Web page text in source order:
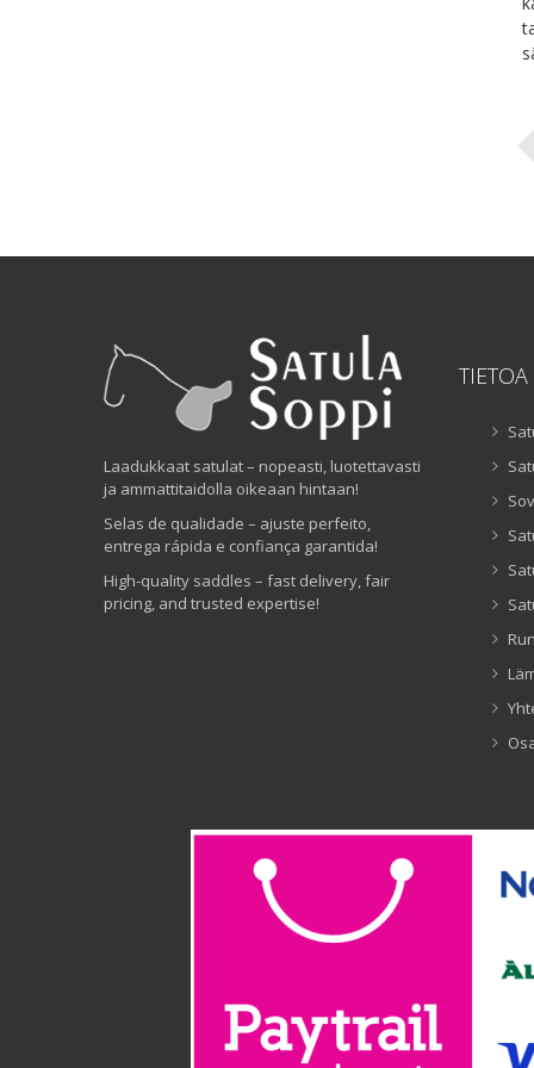
Laadukkaat satulat – nopeasti, luotettavasti
ja ammattitaidolla oikeaan hintaan!
Selas de qualidade – ajuste perfeito,
entrega rápida e confiança garantida!
High-quality saddles – fast delivery, fair
pricing, and trusted expertise!
TIETOA